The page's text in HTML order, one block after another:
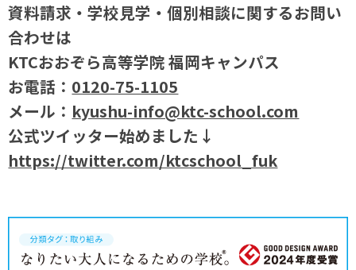
資料請求・学校見学・個別相談に関するお問い
合わせは
KTCおおぞら高等学院 福岡キャンパス
お電話： 0120-75-1105
メール： kyushu-info@ktc-school.com
公式ツイッター始めました↓
https://twitter.com/ktcschool_fuk